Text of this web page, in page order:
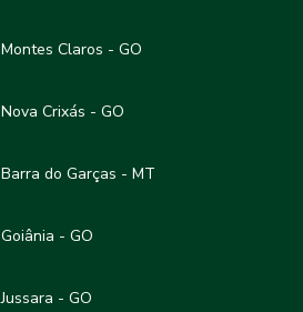
Montes Claros - GO
Nova Crixás - GO
Barra do Garças - MT
Goiânia - GO
Jussara - GO